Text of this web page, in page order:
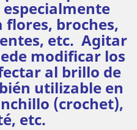
flores, broches,
etc. Agitar
modificar los
al brillo de
utilizable en
(crochet),
etc.